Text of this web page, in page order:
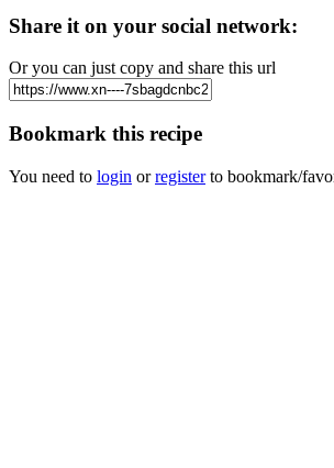
Share it on your social network:
Or you can just copy and share this url
Bookmark this recipe
You need to login orregisterto bookmark/